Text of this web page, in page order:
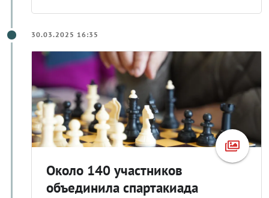
30.03.2025 16:35
Около 140 участников
объединила спартакиада